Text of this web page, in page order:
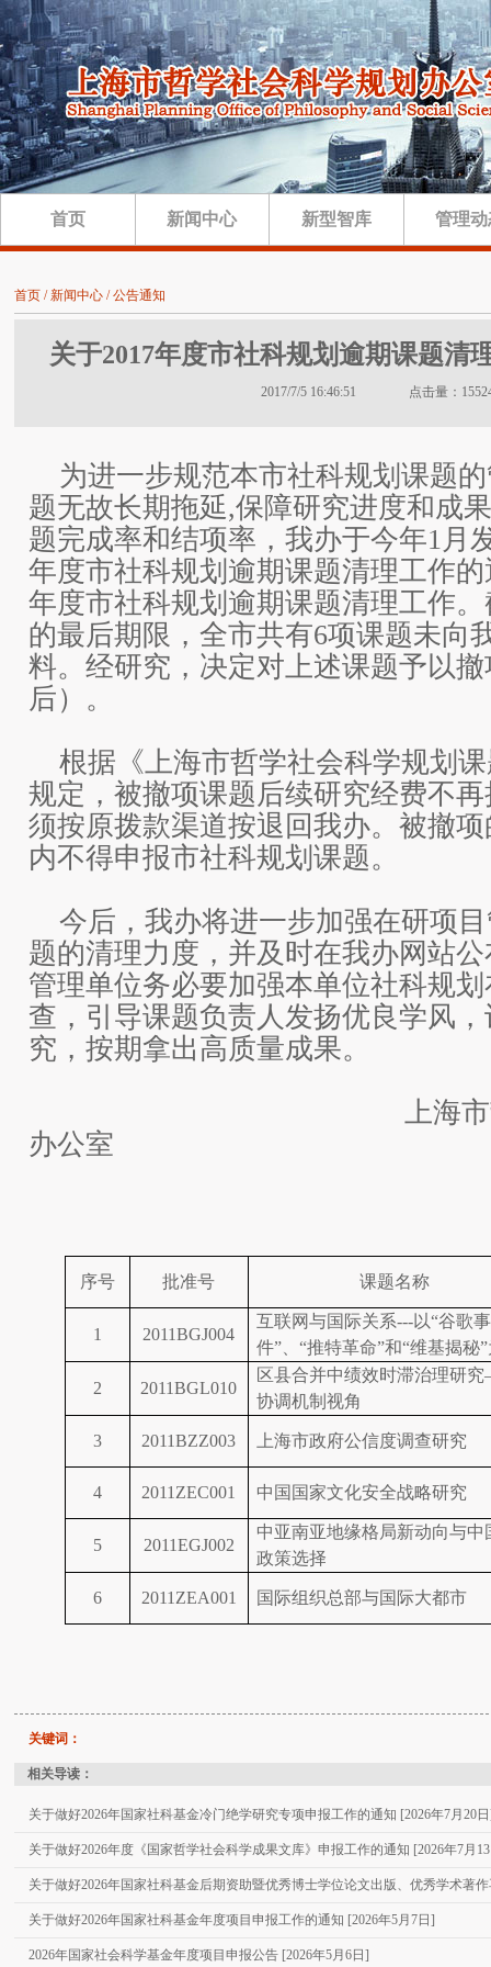
首页 新闻中心 新型智库 管理
首页 / 新闻中心 / 公告通知
关于2017年度市社科规划逾期课题清
2017/7/5 16:46:51 点击量：
为进一步规范本市社科规划课题
题无故长期拖延,保障研究进度和成
题完成率和结项率，我办于今年1月
年度市社科规划逾期课题清理工作
年度市社科规划逾期课题清理工作
的最后期限，全市共有6项课题未向
料。经研究，决定对上述课题予以
后）。
根据《上海市哲学社会科学规划
规定，被撤项课题后续研究经费不
须按原拨款渠道按退回我办。被撤
内不得申报市社科规划课题。
今后，我办将进一步加强在研项
题的清理力度，并及时在我办网站
管理单位务必要加强本单位社科规
查，引导课题负责人发扬优良学风
究，按期拿出高质量成果。
上海市哲学社会
办公室
序号 批准号 课题名称
1 2011BGJ004
互联网与国际关系---以“谷歌事
件”、“推特革命”和“维基揭秘
2 2011BGL010
区县合并中绩效时滞治理研究
协调机制视角
3 2011BZZ003 上海市政府公信度调查研究
4 2011ZEC001 中国国家文化安全战略研究
5 2011EGJ002
中亚南亚地缘格局新动向与中
政策选择
6 2011ZEA001 国际组织总部与国际大都市
关键词：
相关导读：
关于做好2026年国家社科基金冷门绝学研究专项申报工作的通知 [2026年7月20
关于做好2026年度《国家哲学社会科学成果文库》申报工作的通知 [2026年7月
关于做好2026年国家社科基金后期资助暨优秀博士学位论文出版、优秀学术著
关于做好2026年国家社科基金年度项目申报工作的通知 [2026年5月7日]
2026年国家社会科学基金年度项目申报公告 [2026年5月6日]